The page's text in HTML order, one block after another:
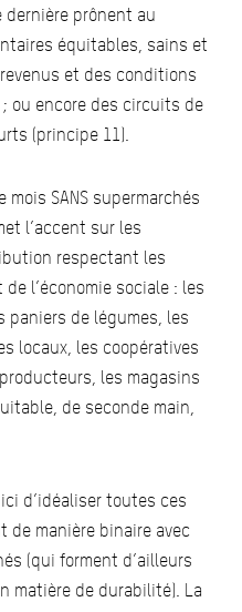
dernière prônent au
équitables, sains et
et des conditions
ou encore des circuits de
(principe 11).
mois SANS supermarchés
l’accent sur les
respectant les
l’économie sociale : les
paniers de légumes, les
locaux, les coopératives
les magasins
de seconde main,
d’idéaliser toutes ces
manière binaire avec
(qui forment d’ailleurs
matière de durabilité). La